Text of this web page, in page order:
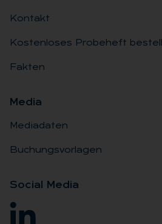
Kontakt
Kostenloses Probeheft
Fakten
Me­dia
Mediadaten
Buchungsvorlagen
So­ci­al Me­dia